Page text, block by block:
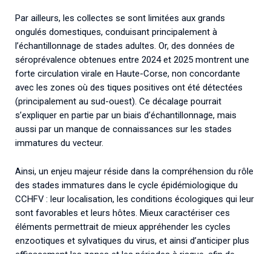
Par ailleurs, les collectes se sont limitées aux grands
ongulés domestiques, conduisant principalement à
l’échantillonnage de stades adultes. Or, des données de
séroprévalence obtenues entre 2024 et 2025 montrent une
forte circulation virale en Haute-Corse, non concordante
avec les zones où des tiques positives ont été détectées
(principalement au sud-ouest). Ce décalage pourrait
s’expliquer en partie par un biais d’échantillonnage, mais
aussi par un manque de connaissances sur les stades
immatures du vecteur.
Ainsi, un enjeu majeur réside dans la compréhension du rôle
des stades immatures dans le cycle épidémiologique du
CCHFV : leur localisation, les conditions écologiques qui leur
sont favorables et leurs hôtes. Mieux caractériser ces
éléments permettrait de mieux appréhender les cycles
enzootiques et sylvatiques du virus, et ainsi d’anticiper plus